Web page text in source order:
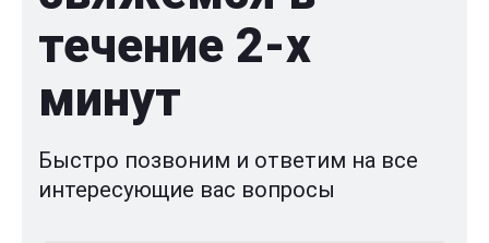
течение 2-x
минут
Быстро позвоним и ответим на все
интересующие вас вопросы